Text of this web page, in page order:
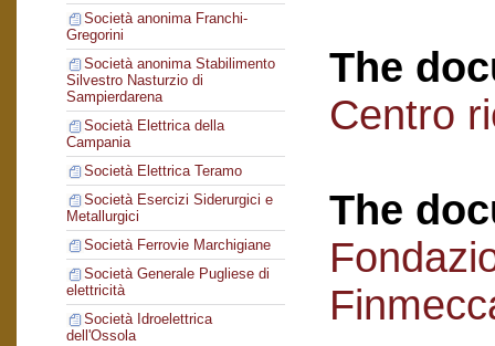
Società anonima Franchi-
Gregorini
Società anonima Stabilimento
Silvestro Nasturzio di
Sampierdarena
Società Elettrica della
Campania
Società Elettrica Teramo
Società Esercizi Siderurgici e
Metallurgici
Società Ferrovie Marchigiane
Società Generale Pugliese di
elettricità
Società Idroelettrica
dell'Ossola
The
Centro
The